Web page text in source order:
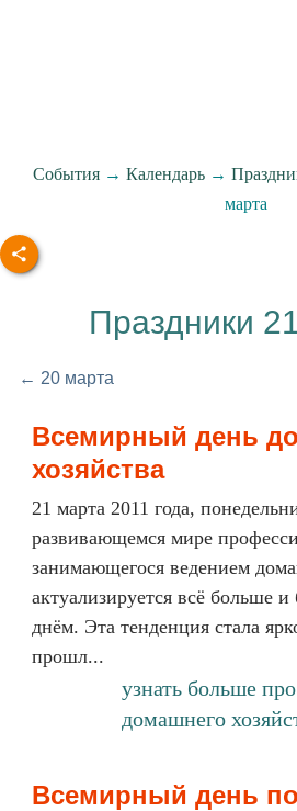
События → Календарь →
марта
Праздники
← 20 марта
Всемирный день
хозяйства
21 марта 2011 года,
развивающемся мире
занимающегося ведением
актуализируется всё больше
днём. Эта тенденция стала
прошл...
узнать больше
домашнего
Всемирный день